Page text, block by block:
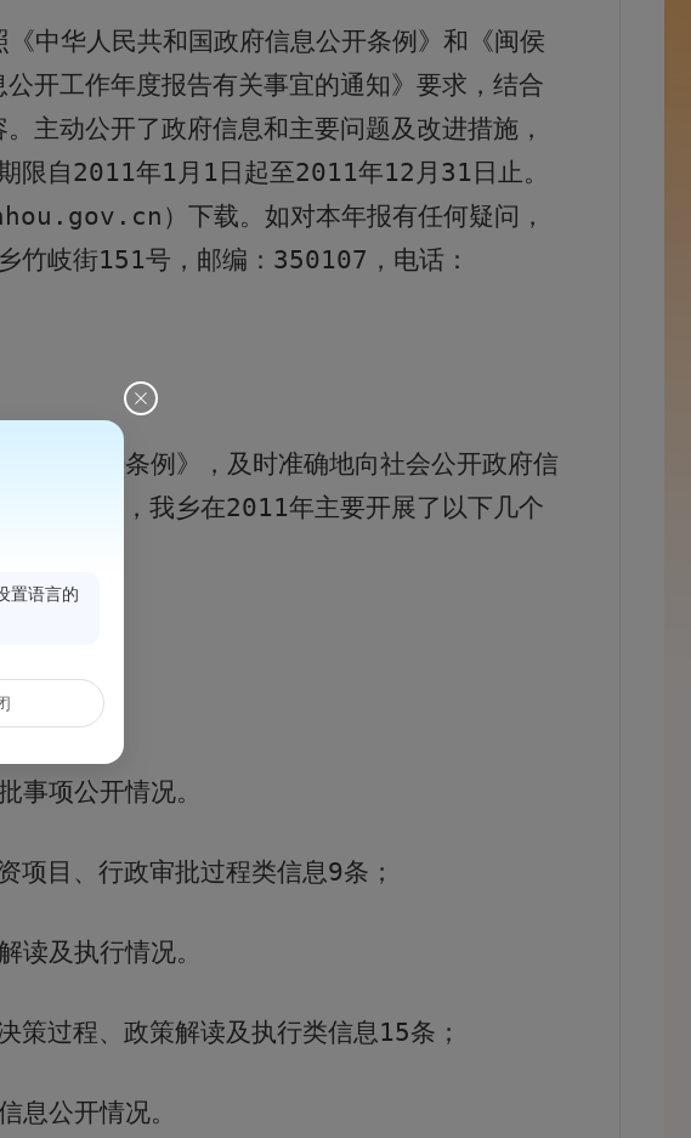
中华人民共和国政府信息公开条例》和《闽侯
开工作年度报告有关事宜的通知》要求，结合
主动公开了政府信息和主要问题及改进措施，
限自2011年1 月 1 日起至2011年12 月 31 日止。
）下载。如对本年报有任何疑问，
竹岐街151号，邮编： 350107 ，电话：
信息公开条例》，及时准确地向社会公开政府信
建设服务，我乡在2011年主要开展了以下几个
情况。
事项公开情况。
项目、行政审批过程类信息9条；
读及执行情况。
策过程、政策解读及执行类信息15条；
息公开情况。
置语言的